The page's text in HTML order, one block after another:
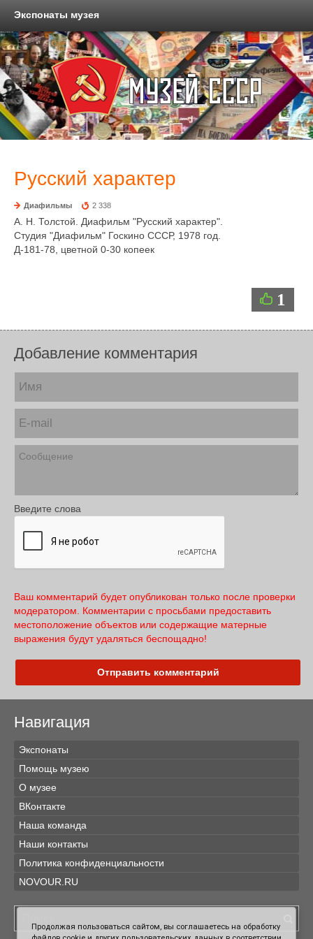
Экспонаты музея
Русский характер
Диафильмы 2 338
А. Н. Толстой. Диафильм "Русский характер".
Студия "Диафильм" Госкино СССР, 1978 год.
Д-181-78, цветной 0-30 копеек
1
Добавление комментария
Введите слова
Ваш комментарий будет опубликован только после проверки
модератором. Комментарии с просьбами предоставить
местоположение объектов или содержащие матерные
выражения будут удаляться беспощадно!
Отправить комментарий
Навигация
Экспонаты
Помощь музею
О музее
ВКонтакте
Наша команда
Наши контакты
Политика конфиденциальности
NOVOUR.RU
Продолжая пользоваться сайтом, вы соглашаетесь на обработку